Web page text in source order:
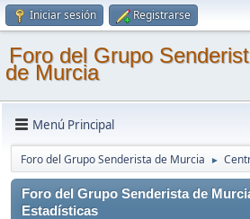
Iniciar sesión Registrarse
Foro del Grupo
de Murcia
Menú Principal
Foro del Grupo Senderista de Murcia ►
Foro del Grupo Senderista de
Estadísticas